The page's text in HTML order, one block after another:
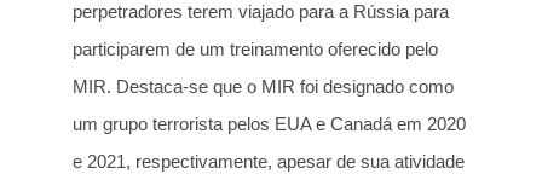
perpetradores terem viajado para a Rússia para
participarem de um treinamento oferecido pelo
MIR. Destaca-se que o MIR foi designado como
um grupo terrorista pelos EUA e Canadá em 2020
e 2021, respectivamente, apesar de sua atividade